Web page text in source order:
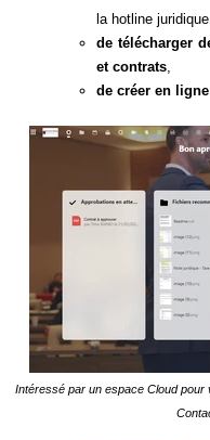
la hotline juridique,
de télécharger
et contrats
de créer en
Intéressé par un espace Cloud